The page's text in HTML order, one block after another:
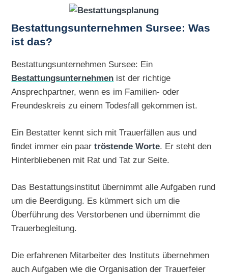
Bestattungsunternehmen Sursee: Was
ist das?
Bestattungsunternehmen Sursee: Ein
Bestattungsunternehmen ist der richtige
Ansprechpartner, wenn es im Familien- oder
Freundeskreis zu einem Todesfall gekommen ist.
Ein Bestatter kennt sich mit Trauerfällen aus und
findet immer ein paartröstende Worte. Er steht den
Hinterbliebenen mit Rat und Tat zur Seite.
Das Bestattungsinstitut übernimmt alle Aufgaben rund
um die Beerdigung. Es kümmert sich um die
Überführung des Verstorbenen und übernimmt die
Trauerbegleitung.
Die erfahrenen Mitarbeiter des Instituts übernehmen
auch Aufgaben wie die Organisation der Trauerfeier